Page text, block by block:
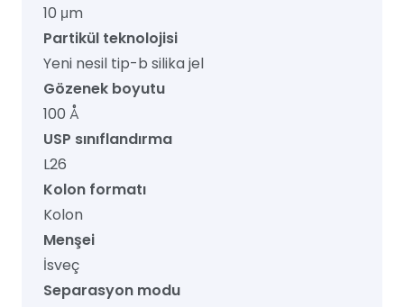
10 μm
Partikül teknolojisi
Yeni nesil tip-b silika jel
Gözenek boyutu
100 Å
USP sınıflandırma
L26
Kolon formatı
Kolon
Menşei
İsveç
Separasyon modu